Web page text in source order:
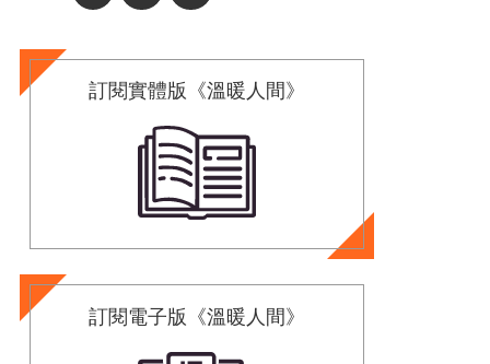
訂閱實體版《溫暖人間》
訂閱電子版《溫暖人間》